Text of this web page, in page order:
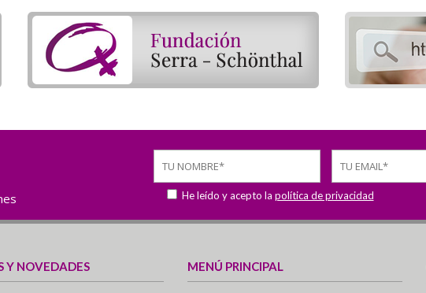
He leído y acepto la política de privacidad
Y NOVEDADES MENÚ PRINCIPAL